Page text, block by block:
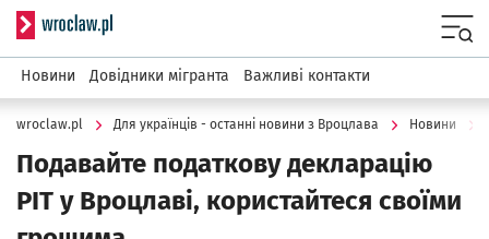
Serwis informacyjny wroclaw.pl
Новини Довідники мігранта Важливі контакти
wroclaw.pl Для українців - останні новини з Вроцлава Новини
Подавайте податкову декларацію
PIT у Вроцлаві, користайтеся своїми